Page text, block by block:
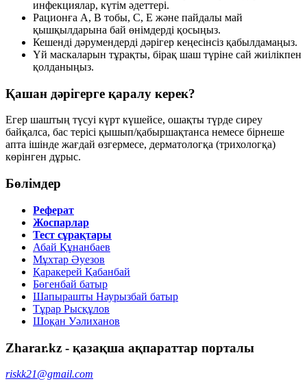
инфекциялар, күтім әдеттері.
Рационға A, B тобы, C, E және пайдалы май
қышқылдарына бай өнімдерді қосыңыз.
Кешенді дәрумендерді дәрігер кеңесінсіз қабылдамаңыз.
Үй маскаларын тұрақты, бірақ шаш түріне сай жиілікпен
қолданыңыз.
Қашан дәрігерге қаралу керек?
Егер шаштың түсуі күрт күшейсе, ошақты түрде сиреу
байқалса, бас терісі қышып/қабыршақтанса немесе бірнеше
апта ішінде жағдай өзгермесе, дерматологқа (трихологқа)
көрінген дұрыс.
Бөлімдер
Реферат
Жоспарлар
Тест сұрақтары
Абай Құнанбаев
Мұхтар Әуезов
Қаракерей Қабанбай
Бөгенбай батыр
Шапырашты Наурызбай батыр
Тұрар Рысқұлов
Шоқан Уәлиханов
Zharar.kz - қазақша ақпараттар порталы
riskk21@gmail.com